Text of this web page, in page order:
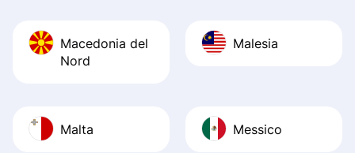
Macedonia del
Nord
Malesia
Malta Messico